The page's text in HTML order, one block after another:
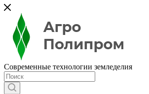
Современные технологии земледелия